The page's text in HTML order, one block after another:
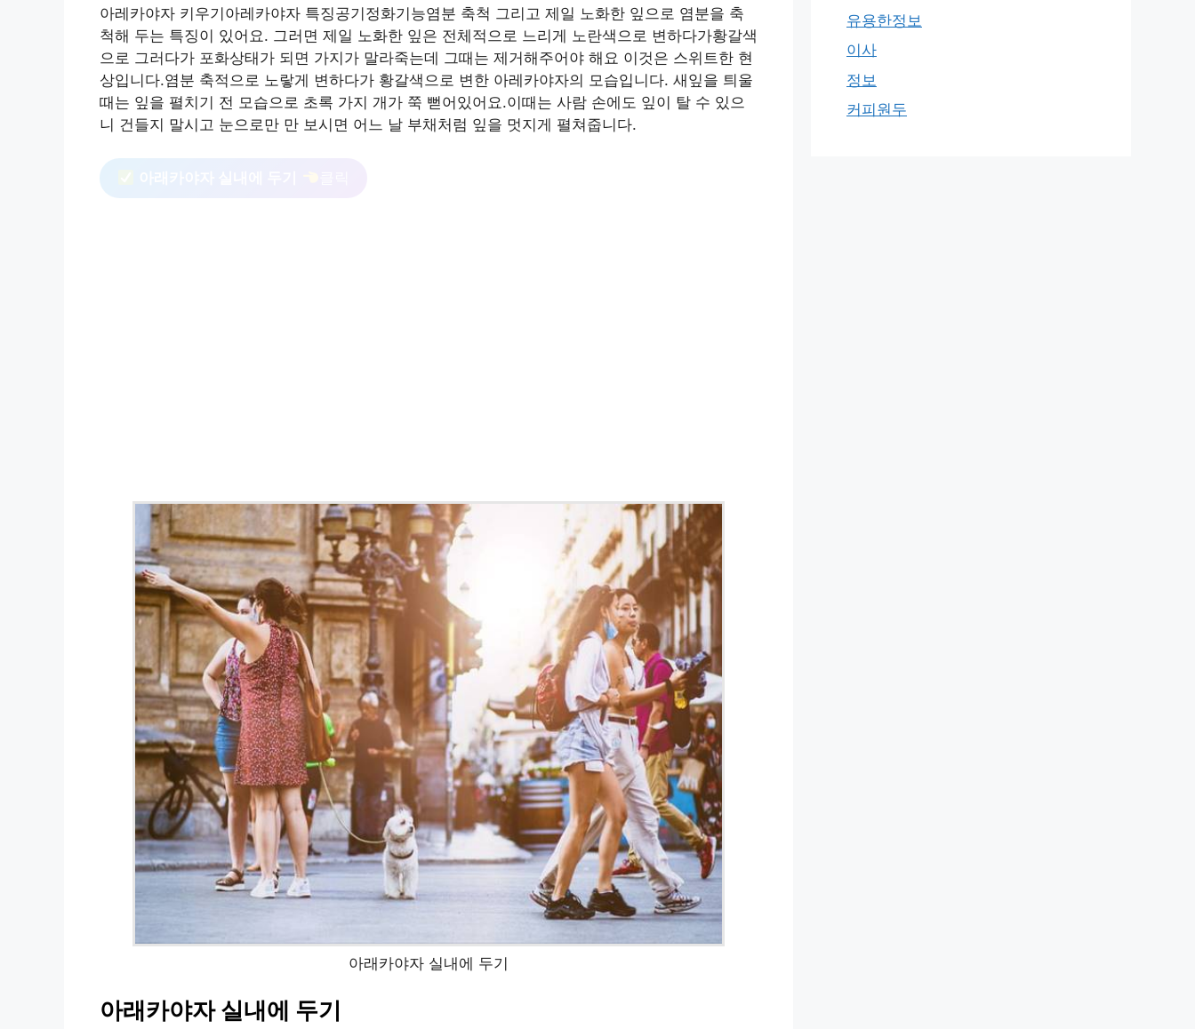
아레카야자 키우기아레카야자 특징공기정화기능염분 축척 그리고 제일 노화한 잎으로 염분을 축
척해 두는 특징이 있어요. 그러면 제일 노화한 잎은 전체적으로 느리게 노란색으로 변하다가황갈색
으로 그러다가 포화상태가 되면 가지가 말라죽는데 그때는 제거해주어야 해요 이것은 스위트한 현
상입니다.염분 축적으로 노랗게 변하다가 황갈색으로 변한 아레카야자의 모습입니다. 새잎을 틔울
때는 잎을 펼치기 전 모습으로 초록 가지 개가 쭉 뻗어있어요.이때는 사람 손에도 잎이 탈 수 있으
니 건들지 말시고 눈으로만 만 보시면 어느 날 부채처럼 잎을 멋지게 펼쳐줍니다.
아래카야자 실내에 두기
아래카야자 실내에 두기
유용한정보
이사
정보
커피원두